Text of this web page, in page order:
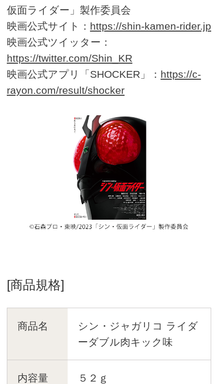
仮面ライダー」製作委員会
映画公式サイト： https://shin-kamen-rider.jp
映画公式ツイッター：
https://twitter.com/Shin_KR
映画公式アプリ「SHOCKER」： https://c-
rayon.com/result/shocker
[商品規格]
商品名
シン・ジャガリコ ライダ
ーダブル肉キック味
内容量 ５２ｇ